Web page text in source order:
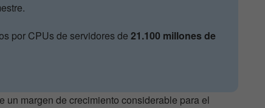
por CPUs de servidores de 21.100 millones de
un margen de crecimiento considerable para el